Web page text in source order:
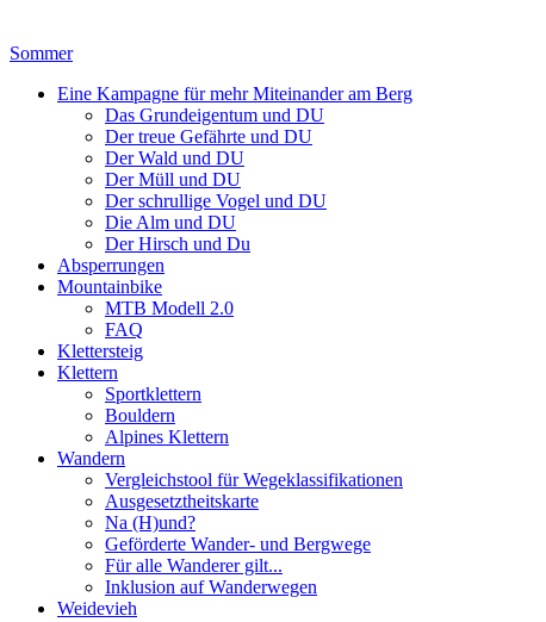
Sommer
Eine Kampagne für mehr Miteinander am Berg
Das Grundeigentum und DU
Der treue Gefährte und DU
Der Wald und DU
Der Müll und DU
Der schrullige Vogel und DU
Die Alm und DU
Der Hirsch und Du
Absperrungen
Mountainbike
MTB Modell 2.0
FAQ
Klettersteig
Klettern
Sportklettern
Bouldern
Alpines Klettern
Wandern
Vergleichstool für Wegeklassifikationen
Ausgesetztheitskarte
Na (H)und?
Geförderte Wander- und Bergwege
Für alle Wanderer gilt...
Inklusion auf Wanderwegen
Weidevieh